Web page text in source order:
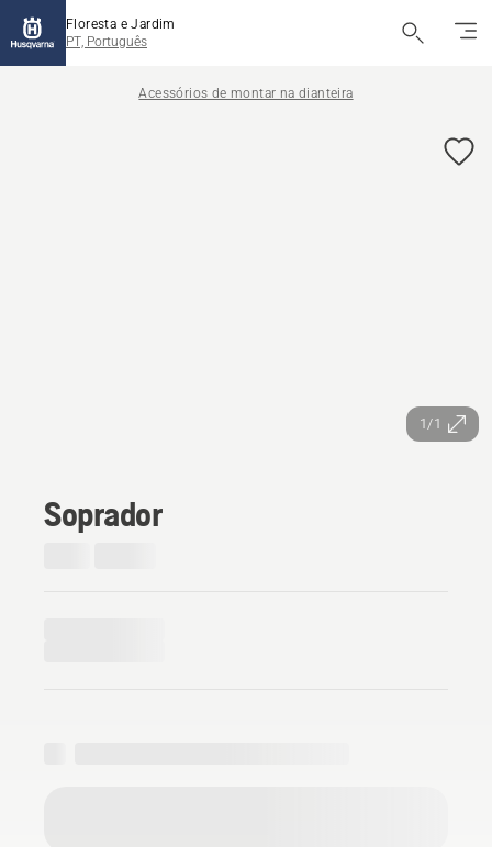
Floresta e Jardim
PT, Português
Acessórios de montar na dianteira
1/1
Soprador